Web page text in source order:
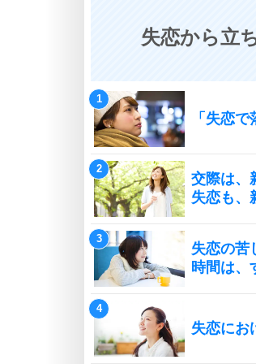
失恋から立
「失恋
交際は、
失恋も、
失恋の苦
時間は、
失恋にお